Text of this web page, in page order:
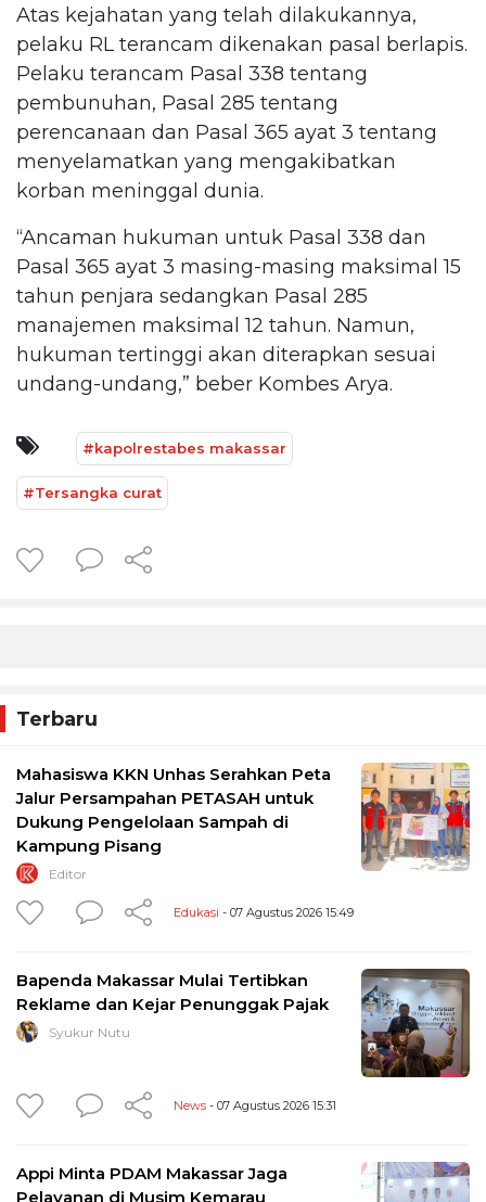
Atas kejahatan yang telah dilakukannya,
pelaku RL terancam dikenakan pasal berlapis.
Pelaku terancam Pasal 338 tentang
pembunuhan, Pasal 285 tentang
perencanaan dan Pasal 365 ayat 3 tentang
menyelamatkan yang mengakibatkan
korban meninggal dunia.
“Ancaman hukuman untuk Pasal 338 dan
Pasal 365 ayat 3 masing-masing maksimal 15
tahun penjara sedangkan Pasal 285
manajemen maksimal 12 tahun. Namun,
hukuman tertinggi akan diterapkan sesuai
undang-undang,” beber Kombes Arya.
#kapolrestabes makassar
#Tersangka curat
Terbaru
Mahasiswa KKN Unhas Serahkan Peta
Jalur Persampahan PETASAH untuk
Dukung Pengelolaan Sampah di
Kampung Pisang
Editor
Edukasi - 07 Agustus 2026 15:49
Bapenda Makassar Mulai Tertibkan
Reklame dan Kejar Penunggak Pajak
Syukur Nutu
News - 07 Agustus 2026 15:31
Appi Minta PDAM Makassar Jaga
Pelayanan di Musim Kemarau